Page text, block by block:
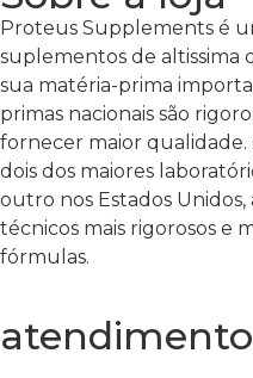
Proteus Supplements é
suplementos de altissima
sua matéria-prima
primas nacionais são
fornecer maior
dois dos maiores
outro nos Estados
técnicos mais rigorosos e
fórmulas.
atendimento